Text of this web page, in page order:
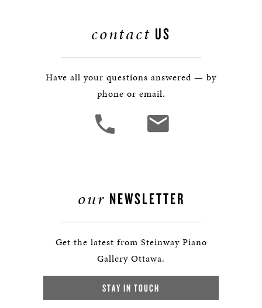
contact US
Have all your questions answered — by
phone or email.
our NEWSLETTER
Get the latest from Steinway Piano
Gallery Ottawa.
STAY IN TOUCH